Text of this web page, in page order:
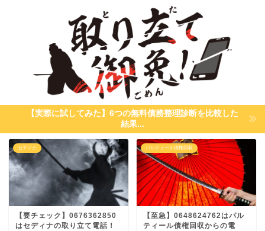
【実際に試してみた】6つの無料債務整理診断を比較した
結果...
セディナ
【要チェック】0676362850
はセディナの取り立て電話！
パルティール債権回収
【至急】0648624762はパル
ティール債権回収からの電